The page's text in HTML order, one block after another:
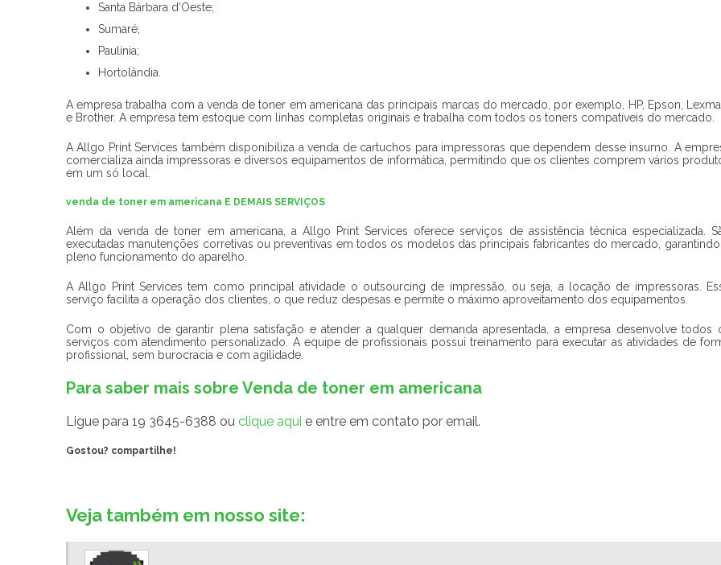
Santa Bárbara d’Oeste;
Sumaré;
Paulínia;
Hortolândia.
A empresa trabalha com avenda de toner em americana das principais marcas do mercado, por exemplo, HP, Epson,
e Brother. A empresa tem estoque com linhas completas originais e trabalha com todos os toners compatíveis do mercado.
A Allgo Print Services também disponibiliza a venda de cartuchos para impressoras que dependem desse insumo. A
comercializa ainda impressoras e diversos equipamentos de informática, permitindo que os clientes comprem vários
em um só local.
venda de toner em americana E DEMAIS SERVIÇOS
Além davenda de toner em americana , a Allgo Print Services oferece serviços de assistência técnica especializada.
executadas manutenções corretivas ou preventivas em todos os modelos das principais fabricantes do mercado,
pleno funcionamento do aparelho.
A Allgo Print Services tem como principal atividade o outsourcing de impressão, ou seja, a locação de impressoras.
serviço facilita a operação dos clientes, o que reduz despesas e permite o máximo aproveitamento dos equipamentos.
Com o objetivo de garantir plena satisfação e atender a qualquer demanda apresentada, a empresa desenvolve todos
serviços com atendimento personalizado. A equipe de profissionais possui treinamento para executar as atividades de
profissional, sem burocracia e com agilidade.
Para saber mais sobre Venda de toner em americana
Ligue para 19 3645-6388 ou clique aqui e entre em contato por email.
Gostou? compartilhe!
Veja também em nosso site: